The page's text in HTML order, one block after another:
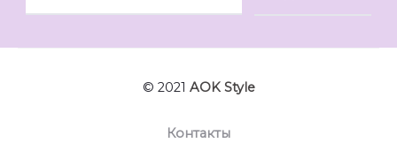
© 2021 AOK Style
Контакты